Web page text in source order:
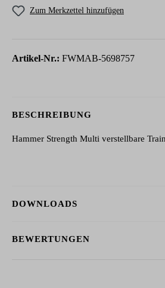
Zum Merkzettel hinzufügen
Artikel-Nr.: FWMAB-5698757
BESCHREIBUNG
Hammer Strength Multi verstellbare
DOWNLOADS
BEWERTUNGEN